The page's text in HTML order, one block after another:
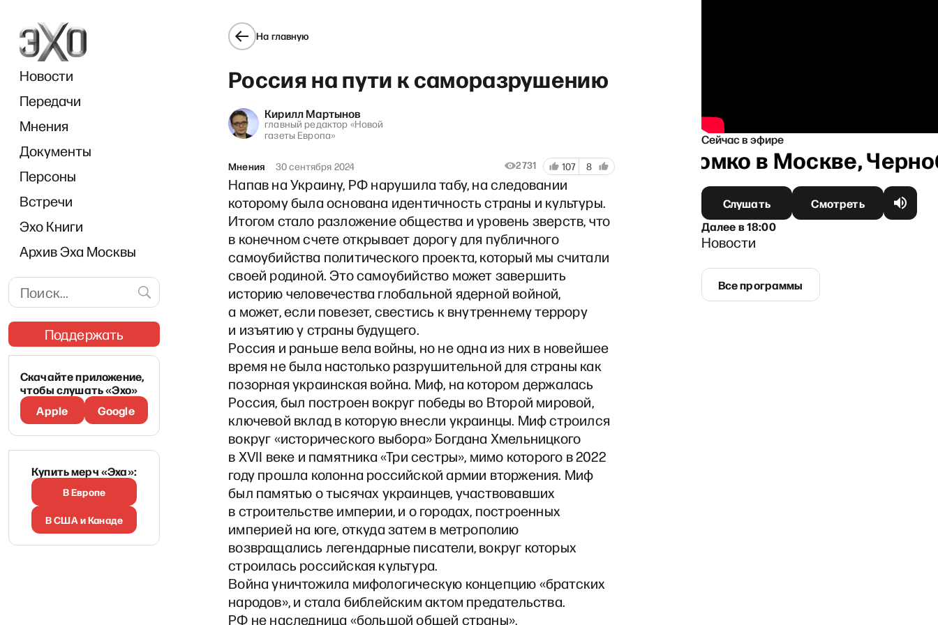
Новости
Передачи
Мнения
Документы
Персоны
Встречи
Эхо Книги
Архив Эха Москвы
Поддержать
Скачайте приложение,
чтобы слушать «Эхо»
Apple
Google
Купить мерч «Эха»:
В Европе
В США и Канаде
На главную
Россия на пути к саморазрушению
Кирилл Мартынов
главный редактор «Новой
газеты Европа»
Мнения 30 сентября 2024 2731 107 8
Напав на Украину, РФ нарушила табу, на следовании
которому была основана идентичность страны и культуры.
Итогом стало разложение общества и уровень зверств, что
в конечном счете открывает дорогу для публичного
самоубийства политического проекта, который мы считали
своей родиной. Это самоубийство может завершить
историю человечества глобальной ядерной войной,
а может, если повезет, свестись к внутреннему террору
и изъятию у страны будущего.
Россия и раньше вела войны, но не одна из них в новейшее
время не была настолько разрушительной для страны как
позорная украинская война. Миф, на котором держалась
Россия, был построен вокруг победы во Второй мировой,
ключевой вклад в которую внесли украинцы. Миф строился
вокруг «исторического выбора» Богдана Хмельницкого
в XVII веке и памятника «Три сестры», мимо которого в 2022
году прошла колонна российской армии вторжения. Миф
был памятью о тысячах украинцев, участвовавших
в строительстве империи, и о городах, построенных
империей на юге, откуда затем в метрополию
возвращались легендарные писатели, вокруг которых
строилась российская культура.
Война уничтожила мифологическую концепцию «братских
народов», и стала библейским актом предательства.
РФ не наследница «большой общей страны»,
Сейчас в эфире
«И грянул Грэм»: Путин в бреду, громко в Москве,
Слушать
Смотреть
Далеев18:00
Новости
Все программы